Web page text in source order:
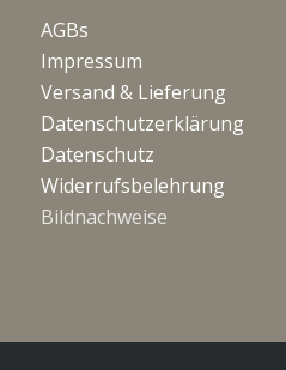
AGBs
Impressum
Versand & Lieferung
Datenschutzerklärung
Datenschutz
Widerrufsbelehrung
Bildnachweise